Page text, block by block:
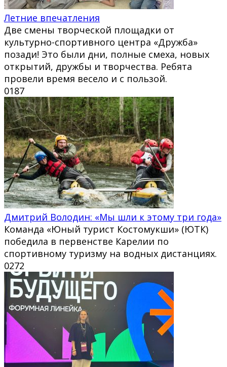
Летние впечатления
Две смены творческой площадки от
культурно-спортивного центра «Дружба»
позади! Это были дни, полные смеха, новых
открытий, дружбы и творчества. Ребята
провели время весело и с пользой.
0187
Дмитрий Володин: «Мы шли к этому три года»
Команда «Юный турист Костомукши» (ЮТК)
победила в первенстве Карелии по
спортивному туризму на водных дистанциях.
0272